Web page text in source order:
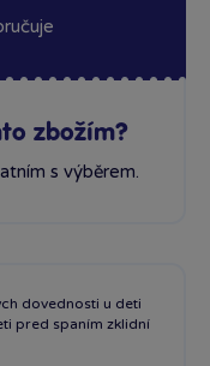
zbožím?
s výběrem.
dovednosti u deti
pred spaním zklidní